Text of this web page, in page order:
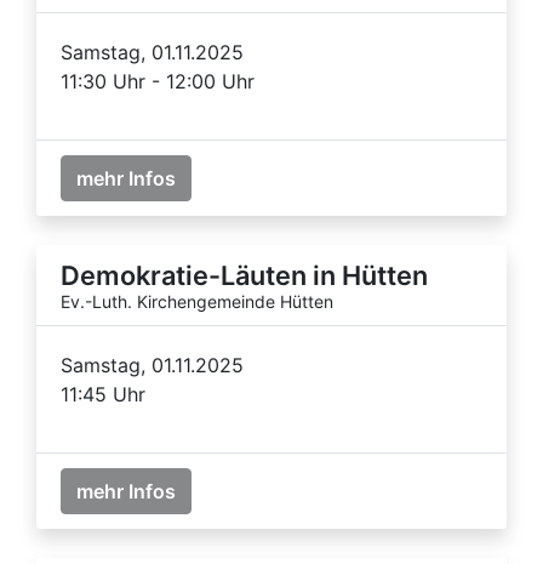
Samstag, 01.11.2025
11:30 Uhr - 12:00 Uhr
mehr Infos
Demokratie-Läuten in Hütten
Ev.-Luth. Kirchengemeinde Hütten
Samstag, 01.11.2025
11:45 Uhr
mehr Infos